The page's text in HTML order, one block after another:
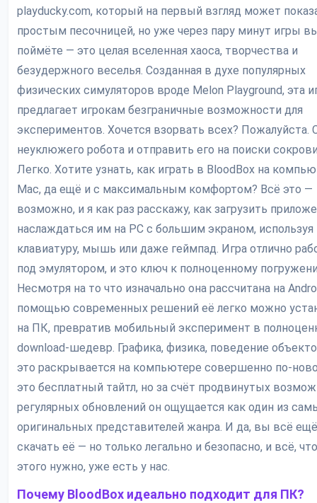
playducky.com, который на первый взгляд может
простым песочницей, но уже через пару минут игры
поймёте — это целая вселенная хаоса, творчества и
безудержного веселья. Созданная в духе популярных
физических симуляторов вроде Melon Playground, эта
предлагает игрокам безграничные возможности для
экспериментов. Хочется взорвать всех? Пожалуйста.
неуклюжего робота и отправить его на поиски
Легко. Хотите узнать, как играть в BloodBox на
Mac, да ещё и с максимальным комфортом? Всё это —
возможно, и я как раз расскажу, как загрузить
наслаждаться им на PC с большим экраном, используя
клавиатуру, мышь или даже геймпад. Игра отлично
под эмулятором, и это ключ к полноценному
Несмотря на то что изначально она рассчитана на
помощью современных решений её легко можно
на ПК, превратив мобильный эксперимент в
download-шедевр. Графика, физика, поведение
это раскрывается на компьютере совершенно по-
это бесплатный тайтл, но за счёт продвинутых
регулярных обновлений он ощущается как один из
оригинальных представителей жанра. И да, вы всё
скачать её — но только легально и безопасно, и всё,
этого нужно, уже есть у нас.
Почему BloodBox идеально подходит для ПК?